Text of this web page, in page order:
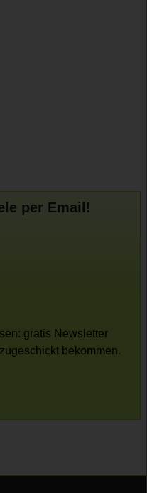
per Email!
gratis Newsletter
bekommen.